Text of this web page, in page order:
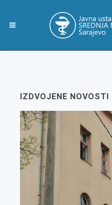
IZDVOJENE NOVOSTI